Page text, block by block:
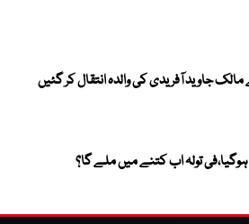
جاوید آفریدی کی والدہ انتقال کر گئیں
تولہ اب کتنے میں ملے گا؟